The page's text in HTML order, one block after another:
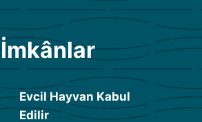
İmkânlar
Evcil Hayvan Kabul
Edilir